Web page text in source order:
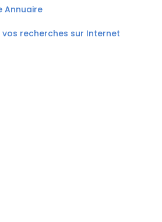
Annuaire
recherches sur Internet